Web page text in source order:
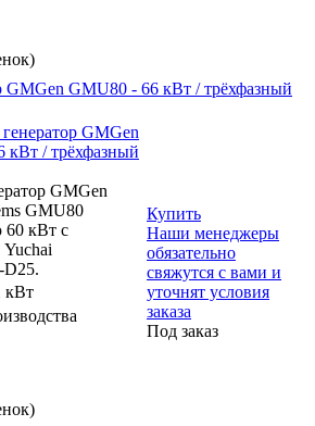
GMGen GMU80 - 66 кВт / трёхфазный
GMGen
кВт / трёхфазный
GMGen
GMU80
кВт с
Yuchai
кВт
Купить
Наши менеджеры
обязательно
свяжутся с вами и
уточнят условия
заказа
Под заказ